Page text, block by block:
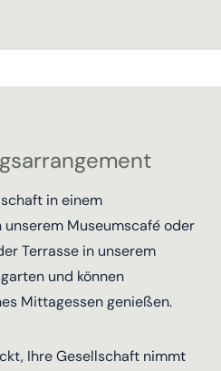
in einem
Museumscafé oder
Terrasse in unserem
und können
Mittagessen genießen.
Ihre Gesellschaft nimmt